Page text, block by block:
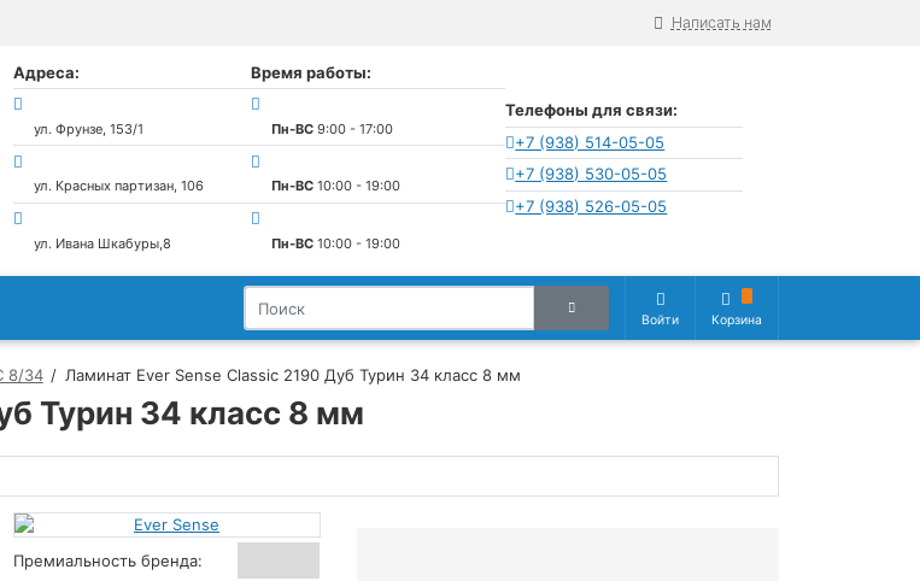
Написать нам
Адреса:
ул. Фрунзе, 153/1
ул. Красных партизан, 106
ул. Ивана Шкабуры,8
Время работы:
Пн-ВС9:00 - 17:00
Пн-ВС10:00 - 19:00
Пн-ВС10:00 - 19:00
Телефоны для связи:
+7 (938) 514-05-05
+7 (938) 530-05-05
+7 (938) 526-05-05
Войти Корзина
8/34 Ламинат Ever Sense Classic 2190 Дуб Турин 34 класс 8 мм
Турин 34 класс 8 мм
Премиальность бренда: